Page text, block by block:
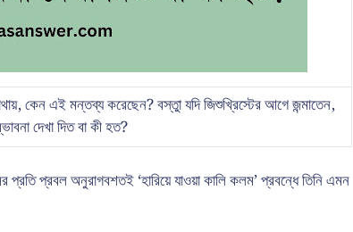
কেন এই মন্তব্য করেছেন? বস্তুা যদি জিশুখ্রিস্টের আগে জন্মাতেন,
দেখা দিত বা কী হত?
প্রবল অনুরাগবশতই ‘হারিয়ে যাওয়া কালি কলম’ প্রবন্ধে তিনি এমন